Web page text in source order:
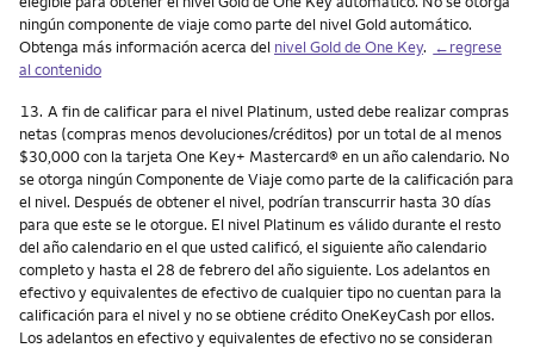
ningún componente de viaje como parte del nivel Gold automático.
Obtenga más información acerca del nivel Gold de One Key. ←regrese
al contenido
Nota
13. A fin de calificar para el nivel Platinum, usted debe realizar compras
netas (compras menos devoluciones/créditos) por un total de al menos
$30,000 con la tarjeta One Key+ Mastercard® en un año calendario. No
se otorga ningún Componente de Viaje como parte de la calificación para
el nivel. Después de obtener el nivel, podrían transcurrir hasta 30 días
para que este se le otorgue. El nivel Platinum es válido durante el resto
del año calendario en el que usted calificó, el siguiente año calendario
completo y hasta el 28 de febrero del año siguiente. Los adelantos en
efectivo y equivalentes de efectivo de cualquier tipo no cuentan para la
calificación para el nivel y no se obtiene crédito OneKeyCash por ellos.
Los adelantos en efectivo y equivalentes de efectivo no se consideran